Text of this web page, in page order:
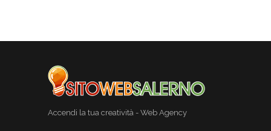
Accendi la tua creatività - Web Agency